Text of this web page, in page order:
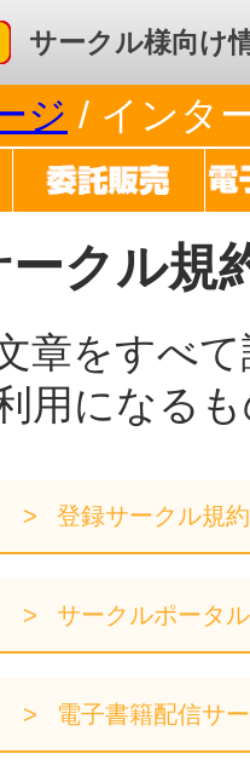
サークル様向け
ジ / インタ
クル規
章をすべ
用になる
登録サークル規約
サークルポータ
電子書籍配信サ